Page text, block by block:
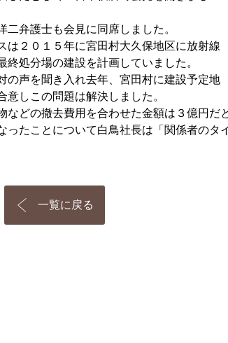
二弁護士も会見に同席しました。
は２０１５年に宮田村大久保地区に放射線
終処分場の建設を計画していました。
の声を聞き入れ去年、宮田村に建設予定地
意しこの問題は解決しました。
などの撤去費用を合わせた金額は３億円だ
ったことについて白鳥社長は「関係者のタ
一覧に戻る